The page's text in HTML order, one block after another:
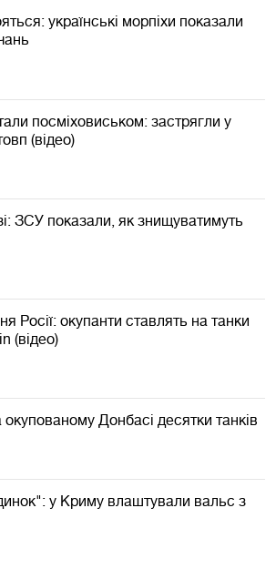
українські морпіхи показали
посміховиськом: застрягли у
(відео)
ЗСУ показали, як знищуватимуть
Росії: окупанти ставлять на танки
(відео)
Донбасі десятки танків
у Криму влаштували вальс з